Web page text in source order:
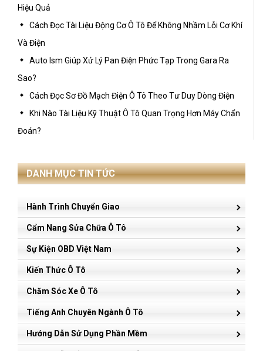
Hiệu Quả
Cách Đọc Tài Liệu Động Cơ Ô Tô Để Không Nhầm Lỗi Cơ Khí
Và Điện
Auto Ism Giúp Xử Lý Pan Điện Phức Tạp Trong Gara Ra
Sao?
Cách Đọc Sơ Đồ Mạch Điện Ô Tô Theo Tư Duy Dòng Điện
Khi Nào Tài Liệu Kỹ Thuật Ô Tô Quan Trọng Hơn Máy Chẩn
Đoán?
DANH MỤC TIN TỨC
Hành Trình Chuyển Giao
Cẩm Nang Sửa Chữa Ô Tô
Sự Kiện OBD Việt Nam
Kiến Thức Ô Tô
Chăm Sóc Xe Ô Tô
Tiếng Anh Chuyên Ngành Ô Tô
Hướng Dẫn Sử Dụng Phần Mềm